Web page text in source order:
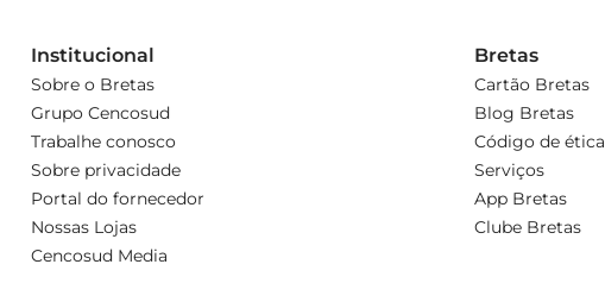
Institucional
Sobre o Bretas
Grupo Cencosud
Trabalhe conosco
Sobre privacidade
Portal do fornecedor
Nossas Lojas
Cencosud Media
Bretas
Cartão Bretas
Blog Bretas
Código de ética
Serviços
App Bretas
Clube Bretas